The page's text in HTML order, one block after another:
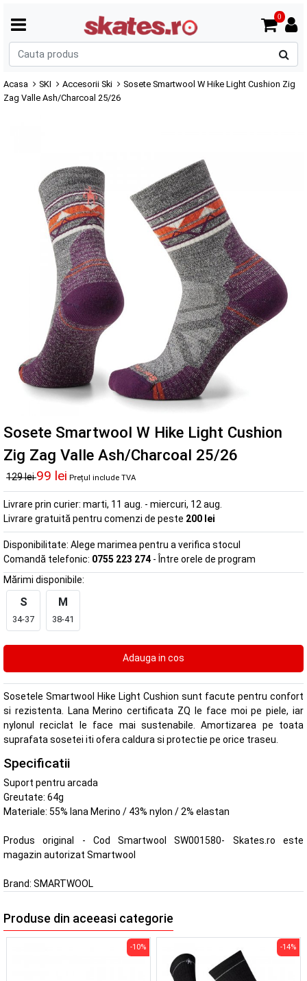
0
Acasa SKI Accesorii Ski
Sosete Smartwool W Hike Light Cushion Zig
Zag Valle Ash/Charcoal 25/26
Sosete Smartwool W Hike Light Cushion
Zig Zag Valle Ash/Charcoal 25/26
129 lei99 lei Prețul include TVA
Livrare prin curier: marti, 11 aug. - miercuri, 12 aug.
Livrare gratuită pentru comenzi de peste 200 lei
Disponibilitate: Alege marimea pentru a verifica stocul
Comandă telefonic: 0755 223 274 - Între orele de program
Mărimi disponibile:
S
34-37
M
38-41
Sosetele Smartwool Hike Light Cushion sunt facute pentru confort
si rezistenta. Lana Merino certificata ZQ le face moi pe piele, iar
nylonul reciclat le face mai sustenabile. Amortizarea pe toata
suprafata sosetei iti ofera caldura si protectie pe orice traseu.
Specificatii
Suport pentru arcada
Greutate: 64g
Materiale: 55% lana Merino / 43% nylon / 2% elastan
Produs original - Cod Smartwool SW001580- Skates.ro este
magazin autorizat Smartwool
Brand: SMARTWOOL
Produse din aceeasi categorie
-10% -14%